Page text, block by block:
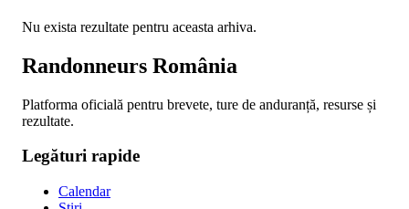
Nu exista rezultate pentru aceasta arhiva.
Randonneurs România
Platforma oficială pentru brevete, ture de anduranță, resurse și
rezultate.
Legături rapide
Calendar